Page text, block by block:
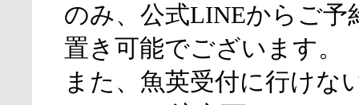
のみ、公式LINEからご予
置き可能でございます。
また、魚英受付に行けな